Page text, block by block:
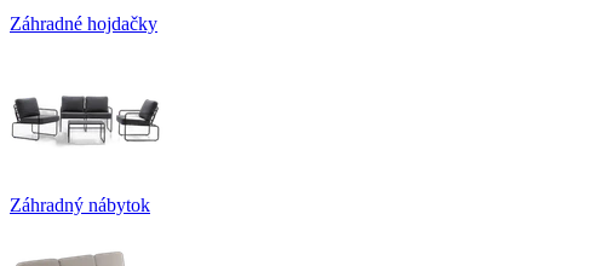
Záhradné hojdačky
Záhradný nábytok